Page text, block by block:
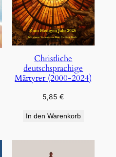
Christliche
deutschsprachige
Märtyrer (2000-2024)
5,85€
In den Warenkorb